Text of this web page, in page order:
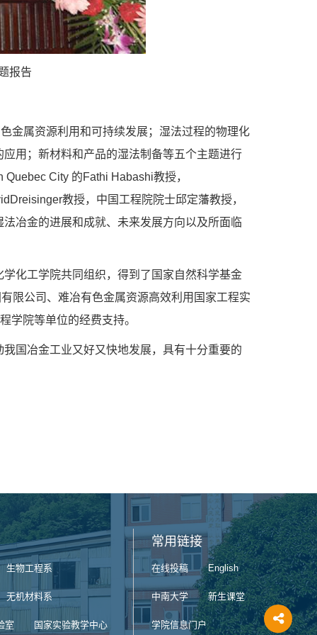
报告
金属资源利用和可持续发展；湿法过程的物理化
用；新材料和产品的湿法制备等五个主题进行
City 的Fathi Habashi教授，
教授，中国工程院院士邱定藩教授，
冶金的进展和成就、未来发展方向以及所面临
化工学院共同组织，得到了国家自然科学基金
限公司、难冶有色金属资源高效利用国家工程实
学院等单位的经费支持。
国冶金工业又好又快地发展，具有十分重要的
生物工程系
无机材料系
室 国家实验教学中心
常用链接
在线投稿 English
中南大学 新生课堂
学院信息门户